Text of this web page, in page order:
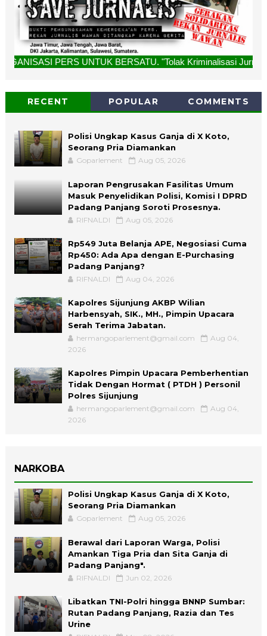
UNTUK BERSATU. "Tolak Kriminalisasi Jurnalis, Rekan
RECENT POPULAR COMMENTS
Polisi Ungkap Kasus Ganja di X Koto,
Seorang Pria Diamankan
Goparlement Aug 05, 2026
Laporan Pengrusakan Fasilitas Umum
Masuk Penyelidikan Polisi, Komisi I DPRD
Padang Panjang Soroti Prosesnya.
RIFNALDI Aug 05, 2026
Rp549 Juta Belanja APE, Negosiasi Cuma
Rp450: Ada Apa dengan E-Purchasing
Padang Panjang?
RIFNALDI Aug 04, 2026
Kapolres Sijunjung AKBP Wilian
Harbensyah, SIK., MH., Pimpin Upacara
Serah Terima Jabatan.
hermangoparlement@gmail.com
Aug 04,
2026
Kapolres Pimpin Upacara Pemberhentian
Tidak Dengan Hormat ( PTDH ) Personil
Polres Sijunjung
hermangoparlement@gmail.com
Aug 04,
2026
NARKOBA
Polisi Ungkap Kasus Ganja di X Koto,
Seorang Pria Diamankan
Goparlement Aug 05, 2026
Berawal dari Laporan Warga, Polisi
Amankan Tiga Pria dan Sita Ganja di
Padang Panjang".
RIFNALDI Jun 02, 2026
Libatkan TNI-Polri hingga BNNP Sumbar:
Rutan Padang Panjang, Razia dan Tes
Urine